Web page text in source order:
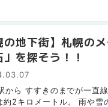
の地下街】札幌の
を探そう！！
から すすきのまでが一直
約2キロメートル。 雨や雪